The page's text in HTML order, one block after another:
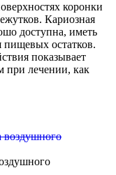
коронки
Кариозная
доступна, иметь
пищевых остатков.
показывает
при лечении, как